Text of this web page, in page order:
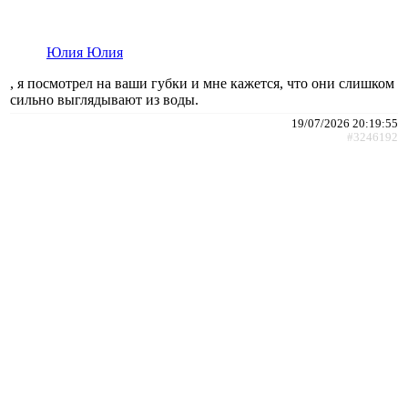
Юлия Юлия
, я посмотрел на ваши губки и мне кажется, что они слишком
сильно выглядывают из воды.
19/07/2026 20:19:55
#3246192